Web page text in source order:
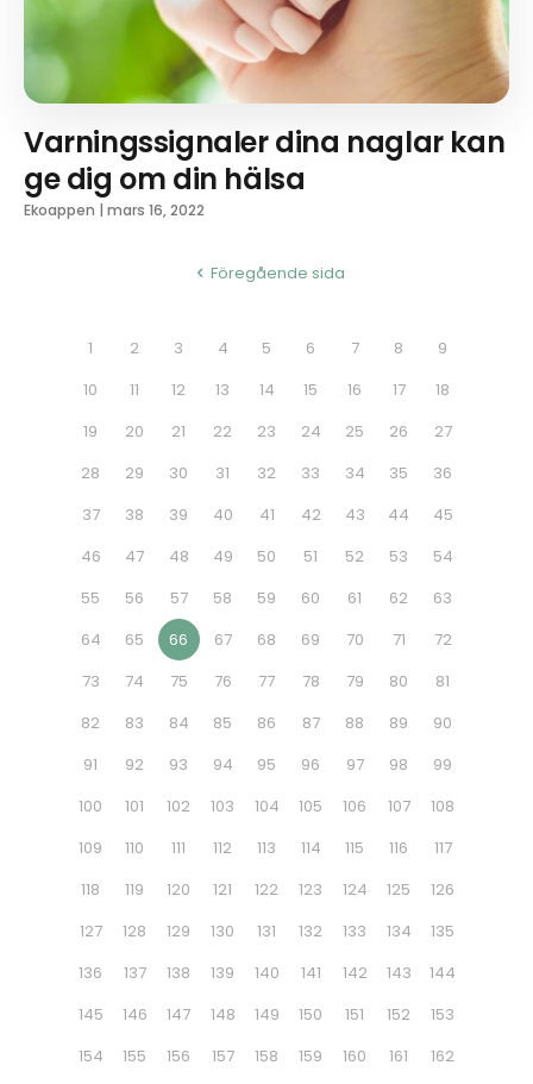
Varningssignaler dina naglar kan
ge dig om din hälsa
Ekoappen | mars 16, 2022
Föregående sida
1 2 3 4 5 6 7 8
9
10
11 12 13 14 15 16 17
18
19
20 21 22 23 24 25 26
27
28
29 30 31 32 33 34 35
36
37
38 39 40 41 42 43 44
45
46
47 48 49 50 51 52 53
54
55
56 57 58 59 60 61 62
63
64
65 66 67 68 69 70 71
72
73
74 75 76 77 78 79 80
81
82
83 84 85 86 87 88 89
90
91
92 93 94 95 96 97 98
99
100
101 102 103 104 105 106 107
108
109
110 111 112 113 114 115 116
117
118
119 120 121 122 123 124 125
126
127
128 129 130 131 132 133 134
135
136
137 138 139 140 141 142 143
144
145
146 147 148 149 150 151 152
153
154
155 156 157 158 159 160 161
162